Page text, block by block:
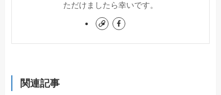
ただけましたら幸いです。
関連記事